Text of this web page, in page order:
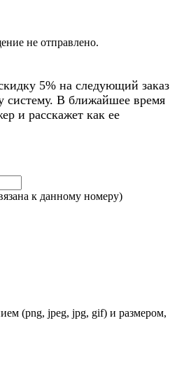
не отправлено.
5% на следующий заказ
систему. В ближайшее время
и расскажет как ее
к данному номеру)
(png, jpeg, jpg, gif) и размером,